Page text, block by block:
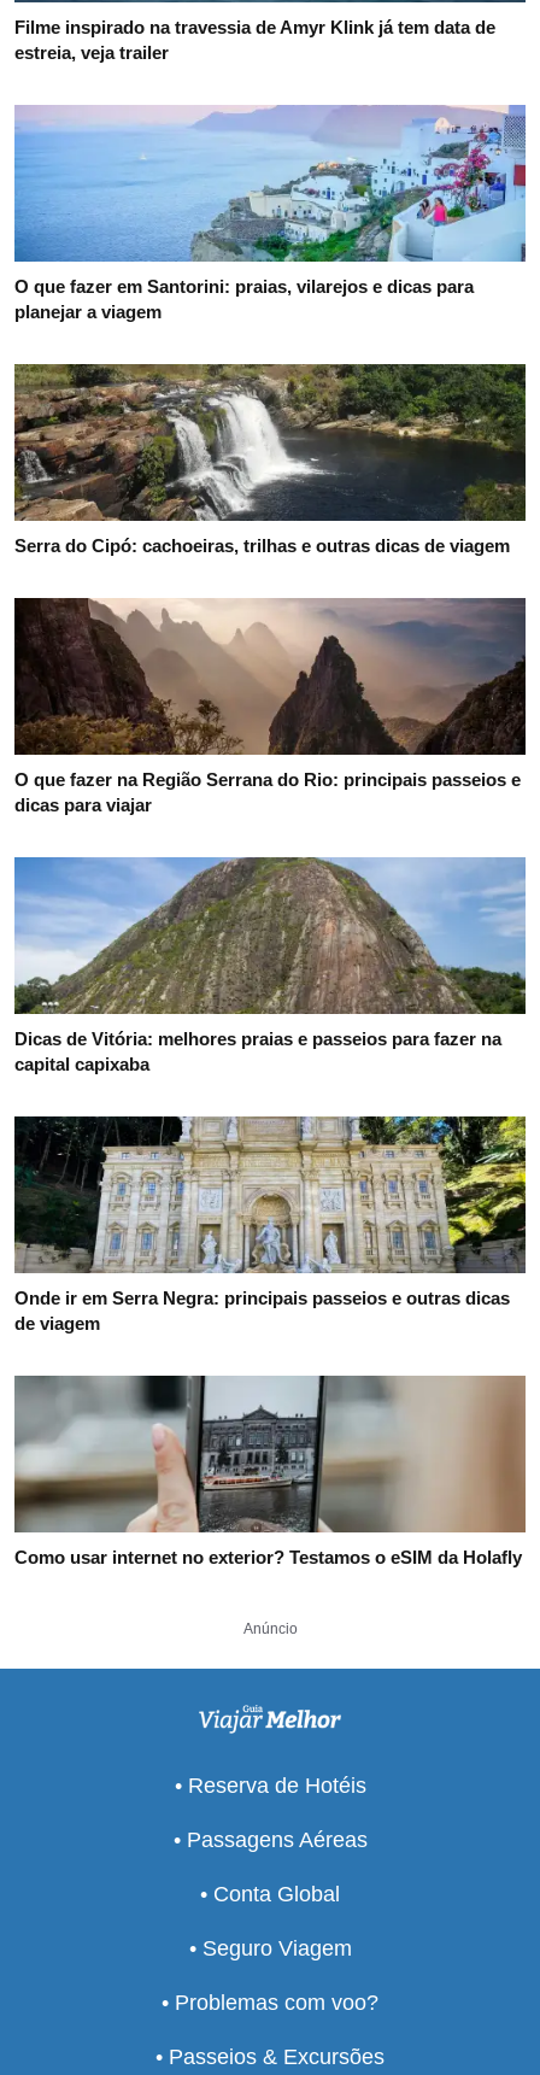
Filme inspirado na travessia de Amyr Klink já tem data de
estreia, veja trailer
O que fazer em Santorini: praias, vilarejos e dicas para
planejar a viagem
Serra do Cipó: cachoeiras, trilhas e outras dicas de viagem
O que fazer na Região Serrana do Rio: principais passeios e
dicas para viajar
Dicas de Vitória: melhores praias e passeios para fazer na
capital capixaba
Onde ir em Serra Negra: principais passeios e outras dicas
de viagem
Como usar internet no exterior? Testamos o eSIM da Holafly
Anúncio
• Reserva de Hotéis
• Passagens Aéreas
• Conta Global
• Seguro Viagem
• Problemas com voo?
• Passeios & Excursões